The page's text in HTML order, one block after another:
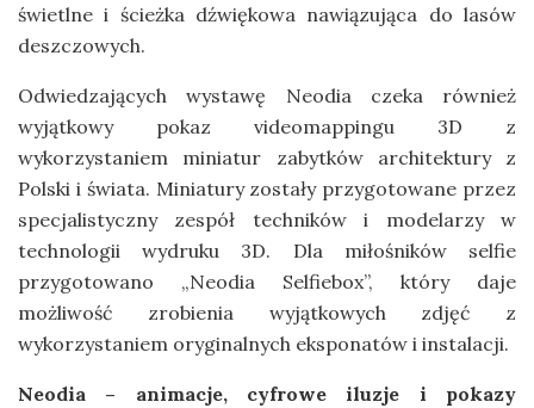
świetlne i ścieżka dźwiękowa nawiązująca do lasów
deszczowych.
Odwiedzających wystawę Neodia czeka również
wyjątkowy pokaz videomappingu 3D z
wykorzystaniem miniatur zabytków architektury z
Polski i świata. Miniatury zostały przygotowane przez
specjalistyczny zespół techników i modelarzy w
technologii wydruku 3D. Dla miłośników selfie
przygotowano „Neodia Selfiebox”, który daje
możliwość zrobienia wyjątkowych zdjęć z
wykorzystaniem oryginalnych eksponatów i instalacji.
Neodia – animacje, cyfrowe iluzje i pokazy